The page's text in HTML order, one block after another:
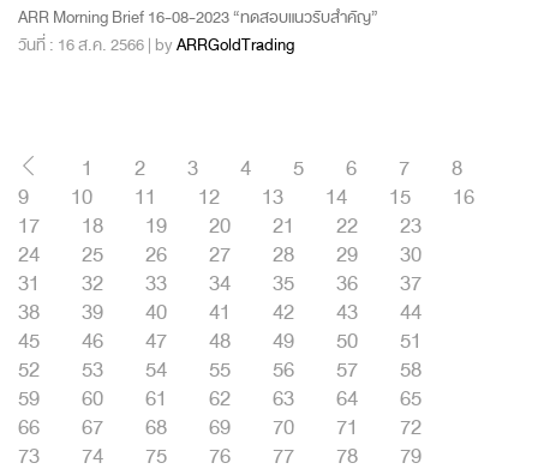
ARR Morning Brief 16-08-2023 “ทดสอบแนวรับสำคัญ”
วันที่ : 16 ส.ค. 2566 | byARRGoldTrading
1 2 3 4 5 6 7
8
9
10 11 12 13 14 15
16
17
18 19 20 21 22
23
24
25 26 27 28 29
30
31
32 33 34 35 36
37
38
39 40 41 42 43
44
45
46 47 48 49 50
51
52
53 54 55 56 57
58
59
60 61 62 63 64
65
66
67 68 69 70 71
72
73
74 75 76 77 78
79